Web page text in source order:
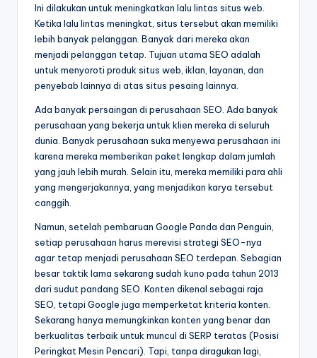
Ini dilakukan untuk meningkatkan lalu lintas situs web.
Ketika lalu lintas meningkat, situs tersebut akan memiliki
lebih banyak pelanggan. Banyak dari mereka akan
menjadi pelanggan tetap. Tujuan utama SEO adalah
untuk menyoroti produk situs web, iklan, layanan, dan
penyebab lainnya di atas situs pesaing lainnya.
Ada banyak persaingan di perusahaan SEO. Ada banyak
perusahaan yang bekerja untuk klien mereka di seluruh
dunia. Banyak perusahaan suka menyewa perusahaan ini
karena mereka memberikan paket lengkap dalam jumlah
yang jauh lebih murah. Selain itu, mereka memiliki para ahli
yang mengerjakannya, yang menjadikan karya tersebut
canggih.
Namun, setelah pembaruan Google Panda dan Penguin,
setiap perusahaan harus merevisi strategi SEO-nya
agar tetap menjadi perusahaan SEO terdepan. Sebagian
besar taktik lama sekarang sudah kuno pada tahun 2013
dari sudut pandang SEO. Konten dikenal sebagai raja
SEO, tetapi Google juga memperketat kriteria konten.
Sekarang hanya memungkinkan konten yang benar dan
berkualitas terbaik untuk muncul di SERP teratas (Posisi
Peringkat Mesin Pencari). Tapi, tanpa diragukan lagi,